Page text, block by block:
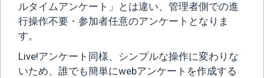
ルタイムアンケート」とは違い、管理者側での進
行操作不要・参加者任意のアンケートとなりま
す。
Live!アンケート同様、シンプルな操作に変わりな
いため、誰でも簡単にwebアンケートを作成する